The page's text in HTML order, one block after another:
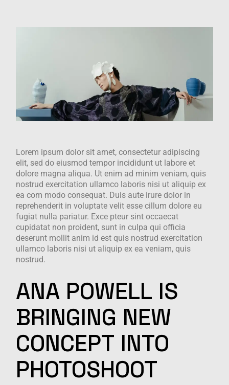
Lorem ipsum dolor sit amet, consectetur adipiscing
elit, sed do eiusmod tempor incididunt ut labore et
dolore magna aliqua. Ut enim ad minim veniam, quis
nostrud exercitation ullamco laboris nisi ut aliquip ex
ea com modo consequat. Duis aute irure dolor in
reprehenderit in voluptate velit esse cillum dolore eu
fugiat nulla pariatur. Exce pteur sint occaecat
cupidatat non proident, sunt in culpa qui officia
deserunt mollit anim id est quis nostrud exercitation
ullamco laboris nisi ut aliquip ex ea veniam, quis
nostrud.
ANA POWELL IS
BRINGING NEW
CONCEPT INTO
PHOTOSHOOT